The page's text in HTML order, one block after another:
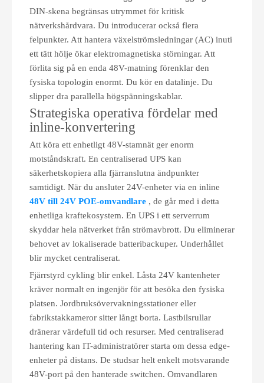
DIN-skena begränsas utrymmet för kritisk
nätverkshårdvara. Du introducerar också flera
felpunkter. Att hantera växelströmsledningar (AC) inuti
ett tätt hölje ökar elektromagnetiska störningar. Att
förlita sig på en enda 48V-matning förenklar den
fysiska topologin enormt. Du kör en datalinje. Du
slipper dra parallella högspänningskablar.
Strategiska operativa fördelar med
inline-konvertering
Att köra ett enhetligt 48V-stamnät ger enorm
motståndskraft. En centraliserad UPS kan
säkerhetskopiera alla fjärranslutna ändpunkter
samtidigt. När du ansluter 24V-enheter via en inline
48V till 24V POE-omvandlare , de går med i detta
enhetliga kraftekosystem. En UPS i ett serverrum
skyddar hela nätverket från strömavbrott. Du eliminerar
behovet av lokaliserade batteribackuper. Underhållet
blir mycket centraliserat.
Fjärrstyrd cykling blir enkel. Låsta 24V kantenheter
kräver normalt en ingenjör för att besöka den fysiska
platsen. Jordbruksövervakningsstationer eller
fabrikstakkameror sitter långt borta. Lastbilsrullar
dränerar värdefull tid och resurser. Med centraliserad
hantering kan IT-administratörer starta om dessa edge-
enheter på distans. De studsar helt enkelt motsvarande
48V-port på den hanterade switchen. Omvandlaren